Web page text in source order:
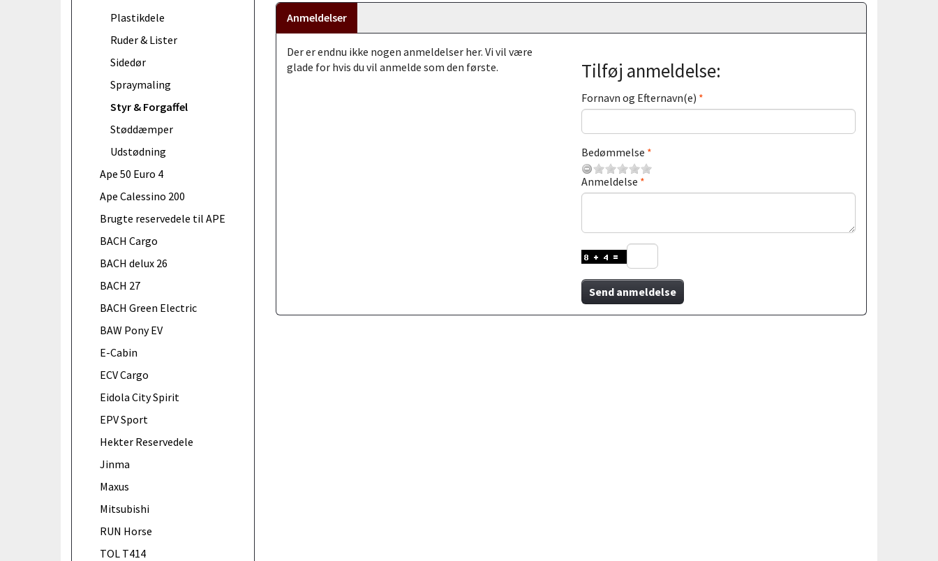
Plastikdele
Ruder & Lister
Sidedør
Spraymaling
Styr & Forgaffel
Støddæmper
Udstødning
Ape 50 Euro 4
Ape Calessino 200
Brugte reservedele til APE
BACH Cargo
BACH delux 26
BACH 27
BACH Green Electric
BAW Pony EV
E-Cabin
ECV Cargo
Eidola City Spirit
EPV Sport
Hekter Reservedele
Jinma
Maxus
Mitsubishi
RUN Horse
TOL T414
Anmeldelser
Der er endnu ikke nogen anmeldelser her. Vi vil være
glade for hvis du vil anmelde som den første.
Tilføj anmeldelse:
Fornavn og Efternavn(e)
Bedømmelse
Anmeldelse
Send anmeldelse